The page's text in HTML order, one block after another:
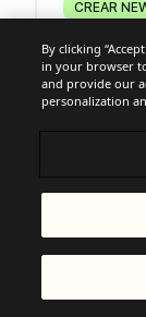
CREAR
Qué es
una
By clicking
in your browser
and provide our
personalization